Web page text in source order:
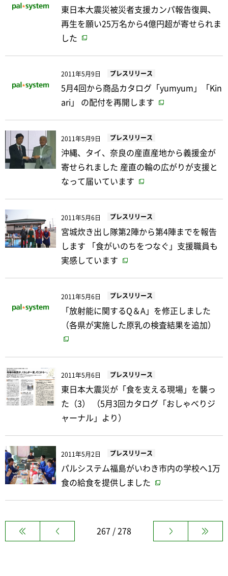
東日本大震災被災者支援カンパ報告復興、
再生を願い25万名から4億円超が寄せられま
した
2011年5月9日 プレスリリース
5月4回から商品カタログ「yumyum」「Kin
ari」 の配付を再開します
2011年5月9日 プレスリリース
沖縄、タイ、奈良の産直産地から義援金が
寄せられました 産直の輪の広がりが支援と
なって届いています
2011年5月6日 プレスリリース
宮城炊き出し隊第2陣から第4陣までを報告
します 「食がいのちをつなぐ」支援職員も
実感しています
2011年5月6日 プレスリリース
「放射能に関するQ＆A」を修正しました
（各県が実施した原乳の検査結果を追加）
2011年5月6日 プレスリリース
東日本大震災が「食を支える現場」を襲っ
た（3） （5月3回カタログ「おしゃべりジ
ャーナル」より）
2011年5月2日 プレスリリース
パルシステム福島がいわき市内の学校へ1万
食の給食を提供しました
267 / 278